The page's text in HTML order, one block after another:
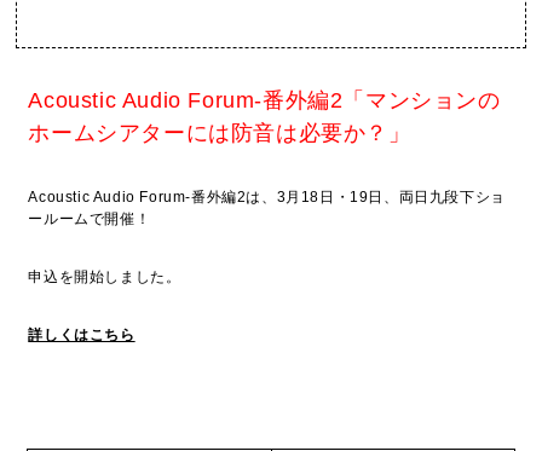
Acoustic Audio Forum-番外編2「マンションの
ホームシアターには防音は必要か？」
Acoustic Audio Forum-番外編2は、3月18日・19日、両日九段下ショ
ールームで開催！
申込を開始しました。
詳しくはこちら